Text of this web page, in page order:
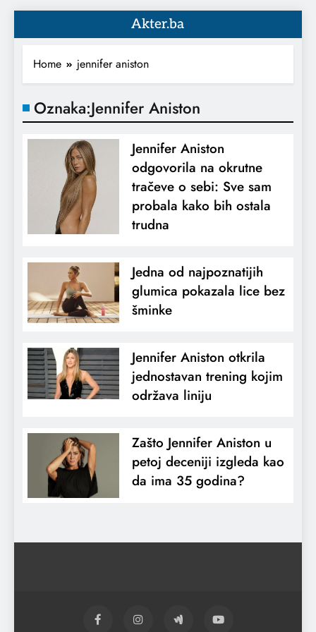
Akter.ba
Home jennifer aniston
Oznaka:Jennifer Aniston
Jennifer Aniston
odgovorila na okrutne
tračeve o sebi: Sve sam
probala kako bih ostala
trudna
Jedna od najpoznatijih
glumica pokazala lice bez
šminke
Jennifer Aniston otkrila
jednostavan trening kojim
održava liniju
Zašto Jennifer Aniston u
petoj deceniji izgleda kao
da ima 35 godina?